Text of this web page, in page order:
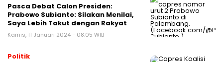
Pasca Debat Calon Presiden:
Prabowo Subianto: Silakan Menilai,
Saya Lebih Takut dengan Rakyat
Kamis, 11 Januari 2024 - 08:05 WIB
Politik